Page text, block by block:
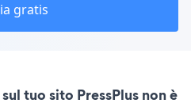
gratis
tuo sito PressPlus non è